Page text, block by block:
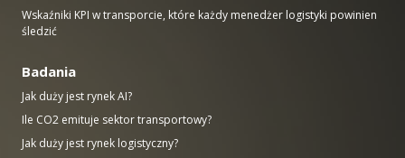
Wskaźniki KPI w transporcie, które każdy menedżer logistyki powinien
śledzić
Badania
Jak duży jest rynek AI?
Ile CO2 emituje sektor transportowy?
Jak duży jest rynek logistyczny?